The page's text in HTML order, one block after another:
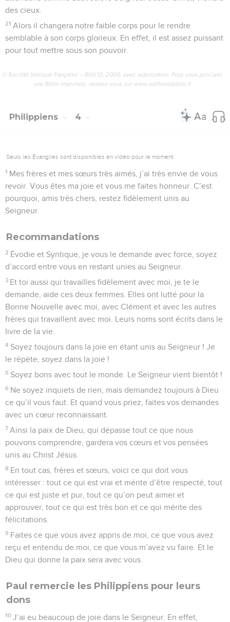
des cieux.
21 Alors il changera notre faible corps pour le rendre
semblable à son corps glorieux. En effet, il est assez puissant
pour tout mettre sous son pouvoir.
© Société biblique française – Bibli’O, 2000, avec autorisation. Pour vous procurer
une Bible imprimée, rendez-vous sur www.editionsbiblio.fr
Philippiens 4
Seuls les Évangiles sont disponibles en vidéo pour le moment.
1 Mes frères et mes sœurs très aimés, j’ai très envie de vous
revoir. Vous êtes ma joie et vous me faites honneur. C’est
pourquoi, amis très chers, restez fidèlement unis au
Seigneur.
Recommandations
2 Évodie et Syntique, je vous le demande avec force, soyez
d’accord entre vous en restant unies au Seigneur.
3 Et toi aussi qui travailles fidèlement avec moi, je te le
demande, aide ces deux femmes. Elles ont lutté pour la
Bonne Nouvelle avec moi, avec Clément et avec les autres
frères qui travaillent avec moi. Leurs noms sont écrits dans le
livre de la vie.
4 Soyez toujours dans la joie en étant unis au Seigneur ! Je
le répète, soyez dans la joie !
5 Soyez bons avec tout le monde. Le Seigneur vient bientôt !
6 Ne soyez inquiets de rien, mais demandez toujours à Dieu
ce qu’il vous faut. Et quand vous priez, faites vos demandes
avec un cœur reconnaissant.
7 Ainsi la paix de Dieu, qui dépasse tout ce que nous
pouvons comprendre, gardera vos cœurs et vos pensées
unis au Christ Jésus.
8 En tout cas, frères et sœurs, voici ce qui doit vous
intéresser : tout ce qui est vrai et mérite d’être respecté, tout
ce qui est juste et pur, tout ce qu’on peut aimer et
approuver, tout ce qui est très bon et ce qui mérite des
félicitations.
9 Faites ce que vous avez appris de moi, ce que vous avez
reçu et entendu de moi, ce que vous m’avez vu faire. Et le
Dieu qui donne la paix sera avec vous.
Paul remercie les Philippiens pour leurs
dons
10 J’ai eu beaucoup de joie dans le Seigneur. En effet,